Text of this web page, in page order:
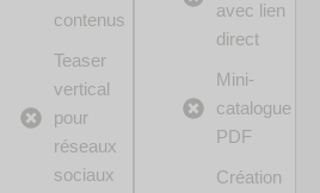
contenus
Teaser
vertical
pour
réseaux
sociaux
avec lien
direct
Mini-
catalogue
PDF
Création